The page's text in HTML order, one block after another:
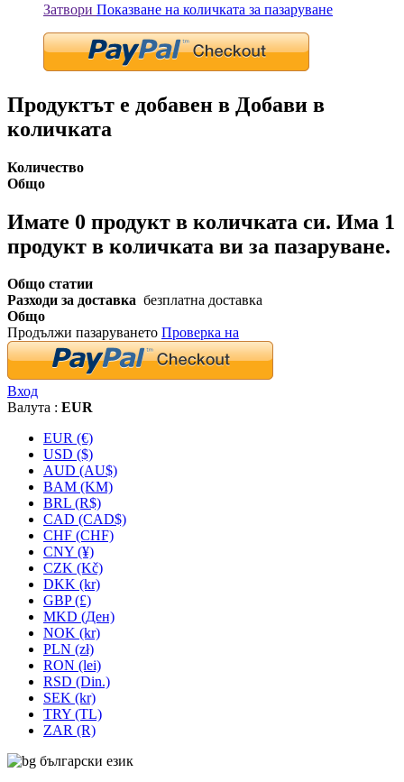
Затвори Показване на количката за пазаруване
Продуктът е добавен в Добави в
количката
Количество
Общо
Имате 0 продукт в количката си. Има 1
продукт в количката ви за пазаруване.
Общо статии
Разходи за доставка безплатна доставка
Общо
Продължи пазаруването Проверка на
Вход
Валута : EUR
EUR (€)
USD ($)
AUD (AU$)
BAM (KM)
BRL (R$)
CAD (CAD$)
CHF (CHF)
CNY (¥)
CZK (Kč)
DKK (kr)
GBP (£)
MKD (Ден)
NOK (kr)
PLN (zł)
RON (lei)
RSD (Din.)
SEK (kr)
TRY (TL)
ZAR (R)
български език